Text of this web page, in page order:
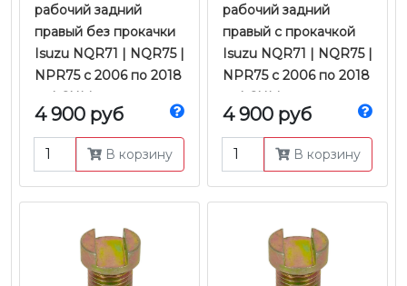
рабочий задний
правый без прокачки
Isuzu NQR71 | NQR75 |
NPR75 с 2006 по 2018
гг. | CHM
4 900 руб
В корзину
рабочий задний
правый с прокачкой
Isuzu NQR71 | NQR75 |
NPR75 с 2006 по 2018
гг. | CHM
4 900 руб
В корзину